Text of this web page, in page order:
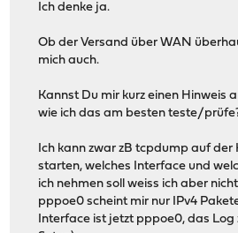
Ich denke ja.
Ob der Versand über WAN
mich auch.
Kannst Du mir kurz einen Hinweis
wie ich das am besten teste/
Ich kann zwar zB tcpdump auf der
starten, welches Interface und
ich nehmen soll weiss ich aber
pppoe0 scheint mir nur IPv4
Interface ist jetzt pppoe0, das Log